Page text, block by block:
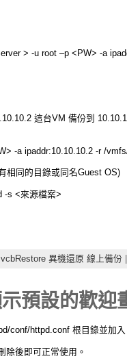
> -u root –p <PW> -a
這台VM 備份到
-a ipaddr:10.10.10.2 -r /
相同的目錄或同名Guest OS)
-s <來源檔案>
異機還原 線上備份
預設的歡迎
conf/httpd.conf 根目錄並加
除後即可正常使用。